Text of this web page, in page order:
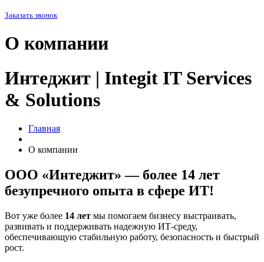
Заказать звонок
О компании
Интеджит | Integit IT Services
& Solutions
Главная
О компании
ООО «Интеджит» — более 14 лет
безупречного опыта в сфере ИТ!
Вот уже более 14 лет мы помогаем бизнесу выстраивать,
развивать и поддерживать надежную ИТ-среду,
обеспечивающую стабильную работу, безопасность и быстрый
рост.